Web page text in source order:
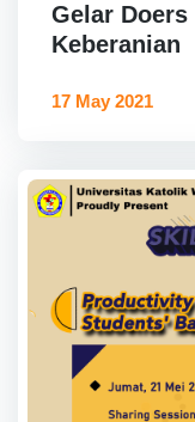
Gelar
Keberanian
17 May 2021